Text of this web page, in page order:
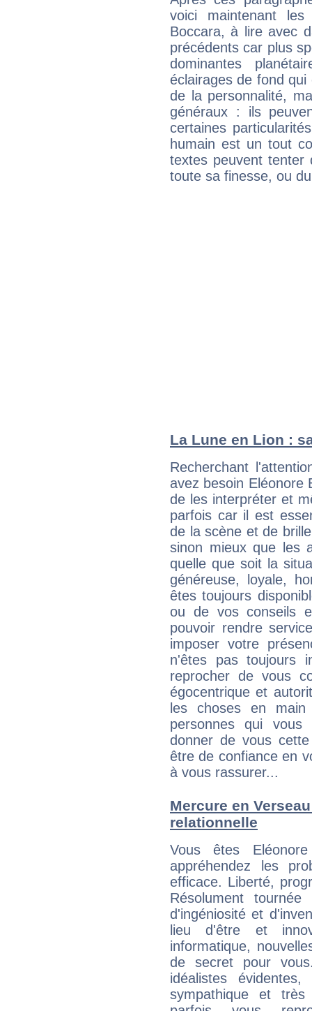
voici maintenant
Boccara, à lire avec
précédents car plus
dominantes
éclairages de fond
de la personnalité,
généraux : ils
certaines
humain est un tout
textes peuvent tenter
toute sa finesse, ou
La Lune en Lion :
Recherchant
avez besoin Eléonore
de les interpréter et
parfois car il est
de la scène et de
sinon mieux que les
quelle que soit la
généreuse, loyale,
êtes toujours
ou de vos conseils
pouvoir rendre
imposer votre
n'êtes pas toujours
reprocher de vous
égocentrique et
les choses en
personnes qui
donner de vous
être de confiance en
à vous rassurer...
Mercure en
relationnelle
Vous êtes
appréhendez les
efficace. Liberté,
Résolument
d'ingéniosité et
lieu d'être et
informatique,
de secret pour
idéalistes
sympathique et